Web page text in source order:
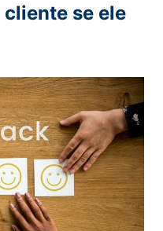
cliente se ele